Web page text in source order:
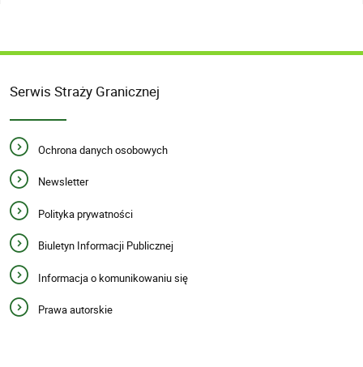
Serwis Straży Granicznej
Ochrona danych osobowych
Newsletter
Polityka prywatności
Biuletyn Informacji Publicznej
Informacja o komunikowaniu się
Prawa autorskie